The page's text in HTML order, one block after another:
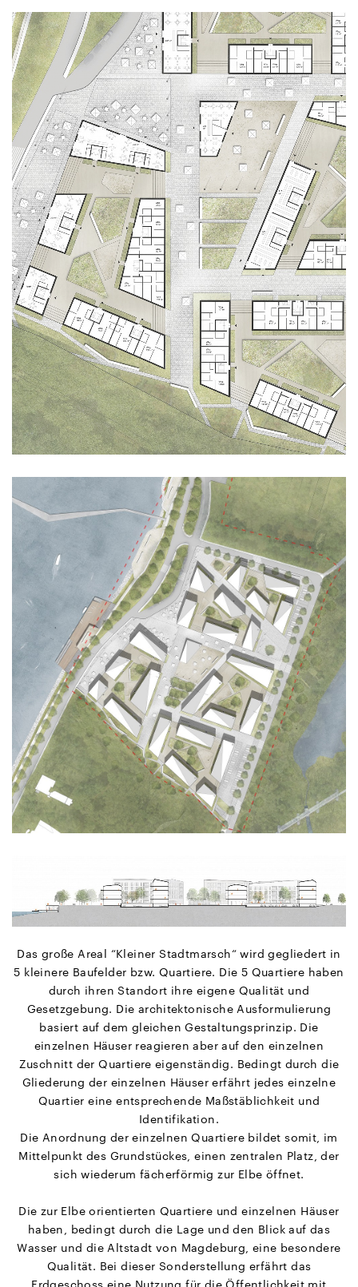
Das große Areal “Kleiner Stadtmarsch“ wird gegliedert in
5 kleinere Baufelder bzw. Quartiere. Die 5 Quartiere haben
durch ihren Standort ihre eigene Qualität und
Gesetzgebung. Die architektonische Ausformulierung
basiert auf dem gleichen Gestaltungsprinzip. Die
einzelnen Häuser reagieren aber auf den einzelnen
Zuschnitt der Quartiere eigenständig. Bedingt durch die
Gliederung der einzelnen Häuser erfährt jedes einzelne
Quartier eine entsprechende Maßstäblichkeit und
Identifikation.
Die Anordnung der einzelnen Quartiere bildet somit, im
Mittelpunkt des Grundstückes, einen zentralen Platz, der
sich wiederum fächerförmig zur Elbe öffnet.
Die zur Elbe orientierten Quartiere und einzelnen Häuser
haben, bedingt durch die Lage und den Blick auf das
Wasser und die Altstadt von Magdeburg, eine besondere
Qualität. Bei dieser Sonderstellung erfährt das
Erdgeschoss eine Nutzung für die Öffentlichkeit mit